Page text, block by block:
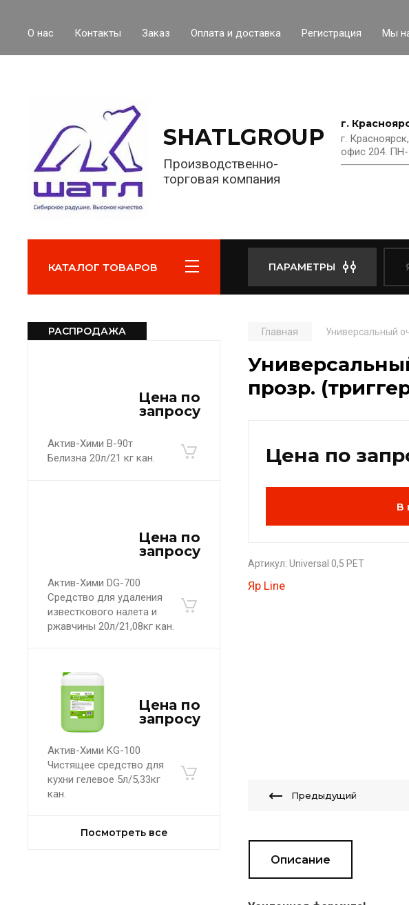
О нас Контакты Заказ Оплата и доставка Регистрация Мы
SHATLGROUP
Производственно-
торговая компания
г.
г.
офис 204. ПН-
КАТАЛОГ ТОВАРОВ ПАРАМЕТРЫ
РАСПРОДАЖА
Цена по
запросу
Актив-Хими B-90т
Белизна 20л/21 кг кан.
Цена по
запросу
Актив-Хими DG-700
Средство для удаления
известкового налета и
ржавчины 20л/21,08кг кан.
Цена по
запросу
Актив-Хими KG-100
Чистящее средство для
кухни гелевое 5л/5,33кг
кан.
Посмотреть все
Главная Универсальный
прозр.
Цена по
В
Артикул: Universal 0,5 PET
Яр Line
Предыдущий
Описание